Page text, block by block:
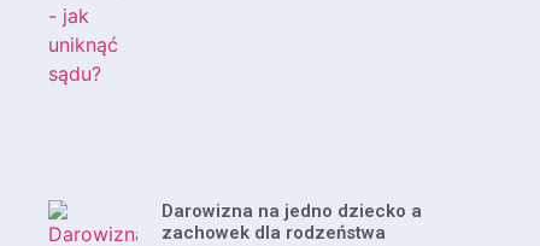
Darowizna na jedno dziecko a
zachowek dla rodzeństwa